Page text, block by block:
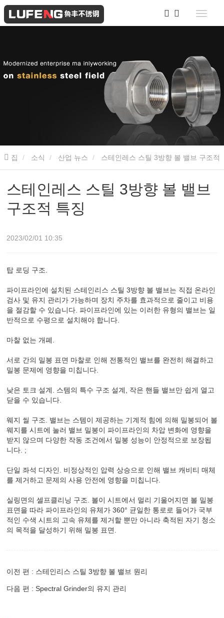
집 소식 산업 뉴스
스테인레스 스틸 3방향 볼 밸브
구조적 특징
2023/02/01 10:35
탑 로딩 구조.
파이프라인에 설치된 스테인리스 스틸 3방향 볼 밸브는 직접 온라인
검사 및 유지 관리가 가능하며 장치 주차를 효과적으로 줄이고 비용
을 절감할 수 있습니다. 파이프라인에 있는 이러한 유형의 밸브는 일
반적으로 수평으로 설치해야 합니다.
마찰 없는 개폐.
서로 간의 밀봉 표면 마찰로 인해 전통적인 밸브를 완전히 해결하고
밀봉 문제에 영향을 미칩니다.
낮은 토크 설계. 스템의 특수 구조 설계, 작은 핸들 밸브만 쉽게 열고
닫을 수 있습니다.
웨지 씰 구조. 밸브는 스템이 제공하는 기계적 힘에 의해 밀봉되어 볼
웨지를 시트에 눌러 밸브 밀봉이 파이프라인의 차압 변화에 영향을
받지 않으며 다양한 작동 조건에서 밀봉 성능이 안정적으로 보장됩
니다. ;
단일 좌석 디자인. 비정상적인 압력 상승으로 인해 밸브 캐비티 매체
를 제거하고 문제의 사용 안전에 영향을 미칩니다.
실링면의 셀프클리닝 구조. 볼이 시트에서 멀리 기울어지면 볼 밀봉
표면을 따라 파이프라인의 유체가 360° 균일한 통로로 들어가 국부
적인 수색 시트의 고속 유체를 제거할 뿐만 아니라 축적된 자기 청소
의 목적을 달성하기 위해 밀봉 표면.
이전 편 : 스테인리스 스틸 3방향 볼 밸브 원리
다음 편 : Spectral Grinder의 유지 관리